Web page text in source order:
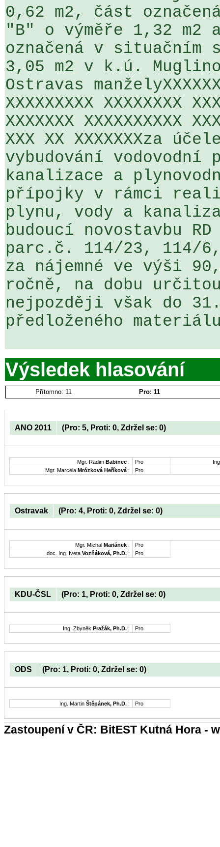
0,62 m2, část
"B" o výměře 1,32
označená v situačním
3,05 m2 v k.ú.
Ostravas manželyXXXXXX
XXXXXXXXX XXXXXXXX
XXXXXXX XXXXXXXXXX
XXX XX XXXXXXXza
vybudování
kanalizace a
přípojky v rámci
plynu, vody a
budoucí novostavbu
parc.č. 114/23, 114/
za nájemné ve výši
ročně, na dobu
nejpozději však do
předloženého
Výsledek hlasování
Přítomno: 11 Pro: 11
ANO 2011 (Pro: 5, Proti: 0, Zdržel se: 0)
Mgr. Radim Babinec : Pro
Mgr. Marcela Mrózková Heříková : Pro
Ostravak (Pro: 4, Proti: 0, Zdržel se: 0)
Mgr. Michal Mariánek :
Pro
doc. Ing. Iveta Vozňáková, Ph.D. : Pro
KDU-ČSL (Pro: 1, Proti: 0, Zdržel se: 0)
Ing. Zbyněk Pražák, Ph.D. : Pro
ODS (Pro: 1, Proti: 0, Zdržel se: 0)
Ing. Martin Štěpánek, Ph.D. : Pro
Zastoupení v ČR: BitEST Kutná Hora -